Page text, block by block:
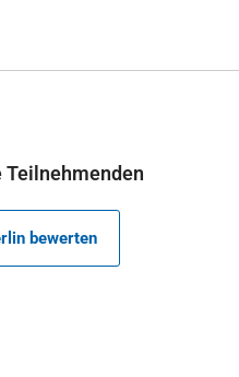
Teilnehmenden
bewerten